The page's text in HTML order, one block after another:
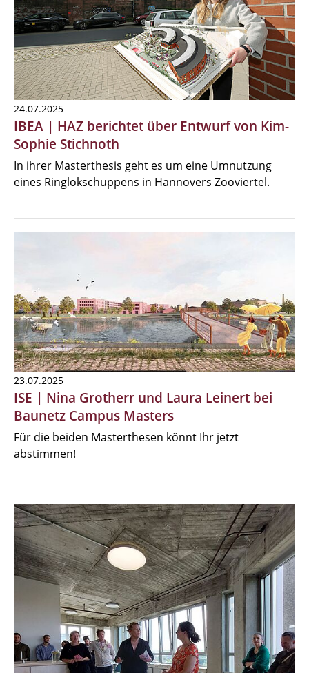
24.07.2025
IBEA | HAZ berichtet über Entwurf von Kim-
Sophie Stichnoth
In ihrer Masterthesis geht es um eine Umnutzung
eines Ringlokschuppens in Hannovers Zooviertel.
23.07.2025
ISE | Nina Grotherr und Laura Leinert bei
Baunetz Campus Masters
Für die beiden Masterthesen könnt Ihr jetzt
abstimmen!